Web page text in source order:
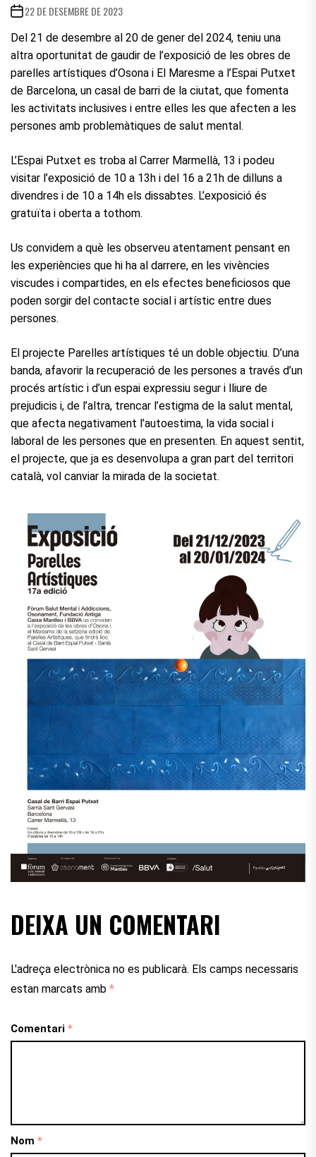
22 DE DESEMBRE DE 2023
Del 21 de desembre al 20 de gener del 2024, teniu una
altra oportunitat de gaudir de l’exposició de les obres de
parelles artístiques d’Osona i El Maresme a l’Espai Putxet
de Barcelona, un casal de barri de la ciutat, que fomenta
les activitats inclusives i entre elles les que afecten a les
persones amb problemàtiques de salut mental.
L’Espai Putxet es troba al Carrer Marmellà, 13 i podeu
visitar l’exposició de 10 a 13h i del 16 a 21h de dilluns a
divendres i de 10 a 14h els dissabtes. L’exposició és
gratuïta i oberta a tothom.
Us convidem a què les observeu atentament pensant en
les experiències que hi ha al darrere, en les vivències
viscudes i compartides, en els efectes beneficiosos que
poden sorgir del contacte social i artístic entre dues
persones.
El projecte Parelles artístiques té un doble objectiu. D’una
banda, afavorir la recuperació de les persones a través d’un
procés artístic i d’un espai expressiu segur i lliure de
prejudicis i, de l’altra, trencar l’estigma de la salut mental,
que afecta negativament l’autoestima, la vida social i
laboral de les persones que en presenten. En aquest sentit,
el projecte, que ja es desenvolupa a gran part del territori
català, vol canviar la mirada de la societat.
DEIXA UN COMENTARI
L'adreça electrònica no es publicarà. Els camps necessaris
estan marcats amb *
Comentari *
Nom *